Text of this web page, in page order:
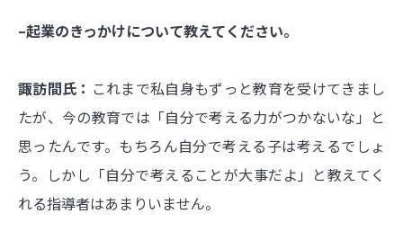
–起業のきっかけについて教えてください。
諏訪間氏： これまで私自身もずっと教育を受けてきまし
たが、今の教育では「自分で考える力がつかないな」と
思ったんです。もちろん自分で考える子は考えるでしょ
う。しかし「自分で考えることが大事だよ」と教えてく
れる指導者はあまりいません。